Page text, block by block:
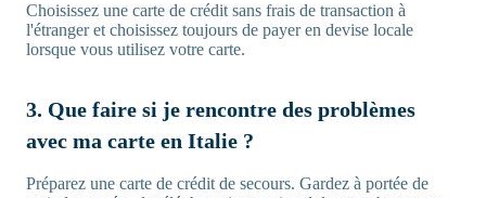
Choisissez une carte de crédit sans frais de transaction à
l'étranger et choisissez toujours de payer en devise locale
lorsque vous utilisez votre carte.
3. Que faire si je rencontre des problèmes
avec ma carte en Italie ?
Préparez une carte de crédit de secours. Gardez à portée de